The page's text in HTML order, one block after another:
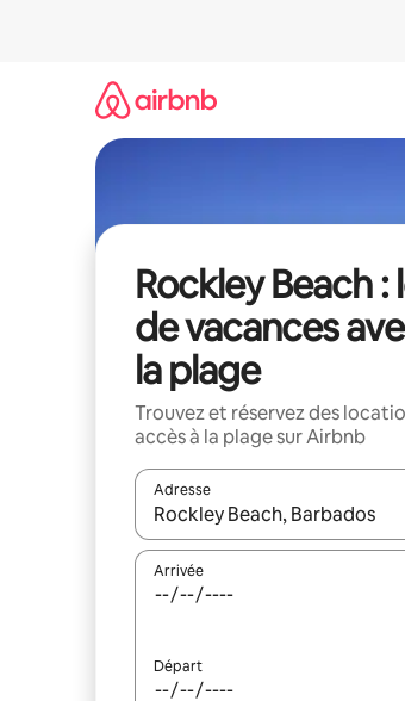
Rockley Beach :
de vacances
la plage
Trouvez et réservez des
accès à la plage sur Airbnb
Adresse
Lorsque les résultats
Arrivée
Départ